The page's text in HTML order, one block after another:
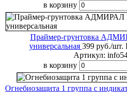
в корзину
Праймер-грунтовка
универсальная 399 руб./шт.
Артикул:
в корзину
Огнебиозащита 1 группа с